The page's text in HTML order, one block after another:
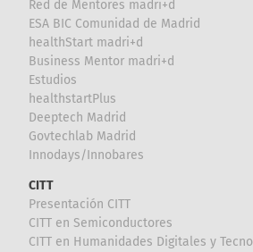
Red de Mentores madri+d
ESA BIC Comunidad de Madrid
healthStart madri+d
Business Mentor madri+d
Estudios
healthstartPlus
Deeptech Madrid
Govtechlab Madrid
Innodays/Innobares
CITT
Presentación CITT
CITT en Semiconductores
CITT en Humanidades Digitales y